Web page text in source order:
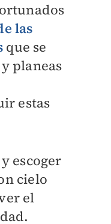
las
que se
planeas
estas
escoger
cielo
el